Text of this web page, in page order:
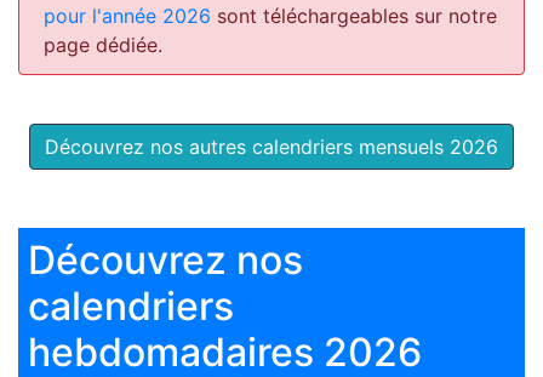
pour l'année 2026 sont téléchargeables sur notre
page dédiée.
Découvrez nos autres calendriers mensuels 2026
Découvrez nos
calendriers
hebdomadaires 2026